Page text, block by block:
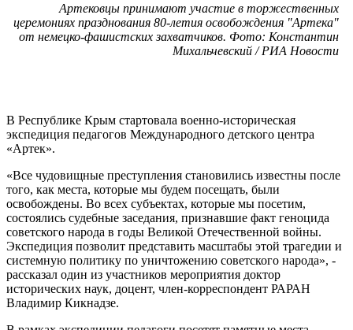
Артековцы принимают участие в торжественных
церемониях празднования 80-летия освобождения "Артека"
от немецко-фашистских захватчиков. Фото: Константин
Михальчевский / РИА Новости
В Республике Крым стартовала военно-историческая
экспедиция педагогов Международного детского центра
«Артек».
«Все чудовищные преступления становились известны после
того, как места, которые мы будем посещать, были
освобождены. Во всех субъектах, которые мы посетим,
состоялись судебные заседания, признавшие факт геноцида
советского народа в годы Великой Отечественной войны.
Экспедиция позволит представить масштабы этой трагедии и
системную политику по уничтожению советского народа», -
рассказал один из участников мероприятия доктор
исторических наук, доцент, член-корреспондент РАРАН
Владимир Кикнадзе.